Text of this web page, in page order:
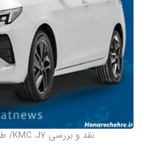
نقد و بررسی KMC J7/ طراحی آلمانی برای محصول چینی